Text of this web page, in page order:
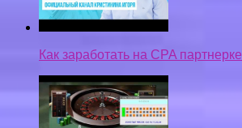
Как заработать на CPA